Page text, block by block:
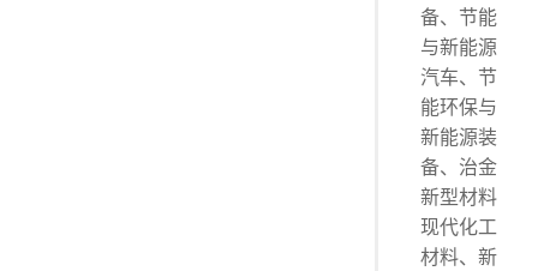
备、节能
与新能源
汽车、节
能环保与
新能源装
备、治金
新型材料
现代化工
材料、新